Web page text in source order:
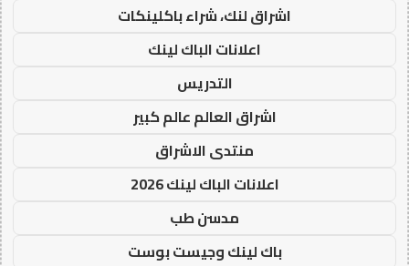
اشراق لنك، شراء باكلينكات
اعلانات الباك لينك
التدريس
اشراق العالم عالم كبير
منتدى الاشراق
اعلانات الباك لينك 2026
مدسن طب
باك لينك وجيست بوست